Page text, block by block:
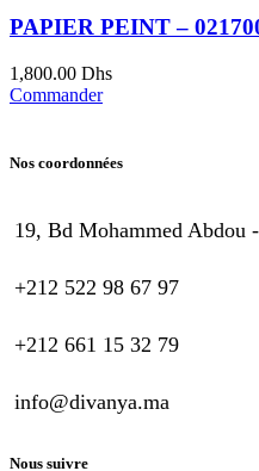
PAPIER PEINT –
1,800.00 Dhs
Commander
Nos coordonnées
19, Bd Mohammed Abdou
+212 522 98 67 97
+212 661 15 32 79
info@divanya.ma
Nous suivre